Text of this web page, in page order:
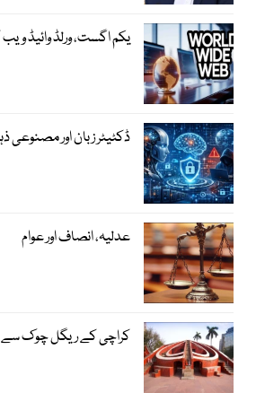
یکم اگست، ورلڈ وائیڈ
ڈکٹیٹر زبان اور مصنوعی
عدلیہ، انصاف اور عوام
کراچی کے ریگل چوک سے